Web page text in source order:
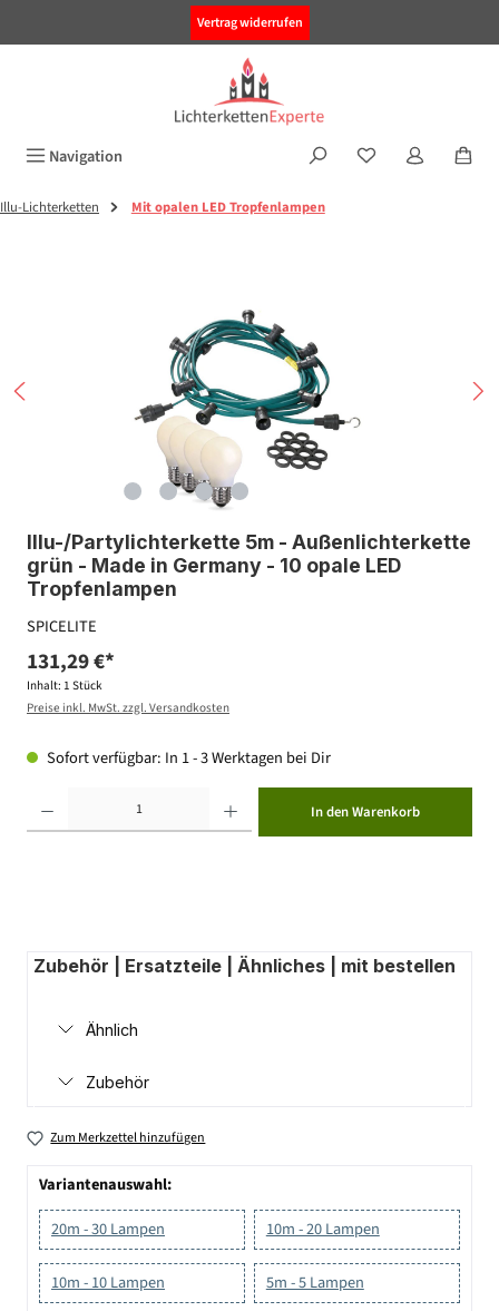
Vertrag widerrufen
Navigation
Illu-Lichterketten Mit opalen LED Tropfenlampen
Illu-/Partylichterkette 5m - Außenlichterkette
grün - Made in Germany - 10 opale LED
Tropfenlampen
SPICELITE
131,29 €*
Inhalt: 1 Stück
Preise inkl. MwSt. zzgl. Versandkosten
Sofort verfügbar: In 1 - 3 Werktagen bei Dir
In den Warenkorb
Zubehör | Ersatzteile | Ähnliches | mit bestellen
Ähnlich
Zubehör
Zum Merkzettel hinzufügen
Variantenauswahl:
20m - 30 Lampen
10m - 20 Lampen
10m - 10 Lampen 5m - 5 Lampen